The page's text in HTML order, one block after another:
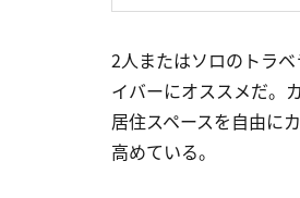
2人またはソロのトラ
イバーにオススメだ。
居住スペースを自由に
高めている。